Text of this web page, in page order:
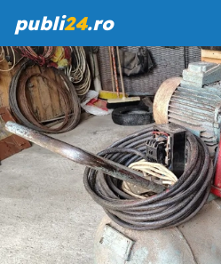
publi24.ro